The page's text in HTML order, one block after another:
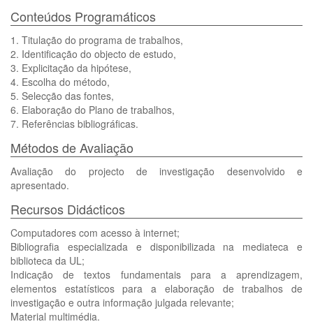
Conteúdos Programáticos
1. Titulação do programa de trabalhos,
2. Identificação do objecto de estudo,
3. Explicitação da hipótese,
4. Escolha do método,
5. Selecção das fontes,
6. Elaboração do Plano de trabalhos,
7. Referências bibliográficas.
Métodos de Avaliação
Avaliação do projecto de investigação desenvolvido e
apresentado.
Recursos Didácticos
Computadores com acesso à internet;
Bibliografia especializada e disponibilizada na mediateca e
biblioteca da UL;
Indicação de textos fundamentais para a aprendizagem,
elementos estatísticos para a elaboração de trabalhos de
investigação e outra informação julgada relevante;
Material multimédia.